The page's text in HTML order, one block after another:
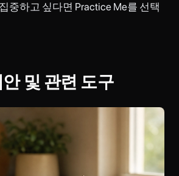
중하고 싶다면 Practice Me를 선택
및 관련 도구